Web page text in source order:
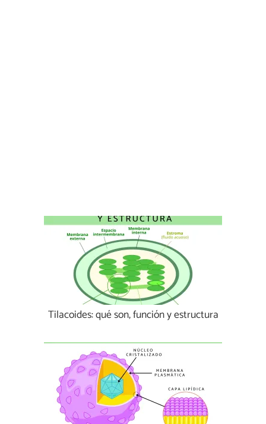
Tilacoides: qué son, función y estructura